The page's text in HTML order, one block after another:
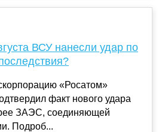
ВСУ нанесли удар по
«Росатом»
факт нового удара
ЗАЭС, соединяющей
Подроб...